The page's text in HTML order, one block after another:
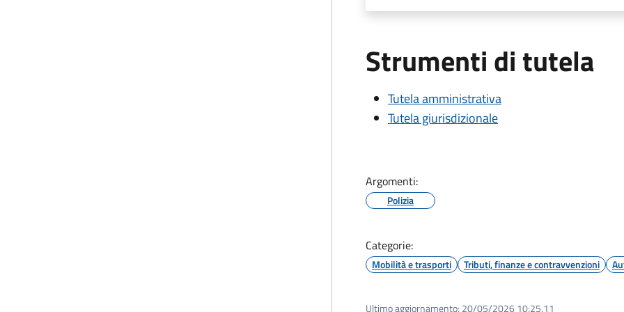
Strumenti di tutela
Tutela amministrativa
Tutela giurisdizionale
Argomenti:
Polizia
Categorie:
Mobilità e trasporti Tributi, finanze e contravvenzioni
Ultimo aggiornamento: 20/05/2026 10:25.11